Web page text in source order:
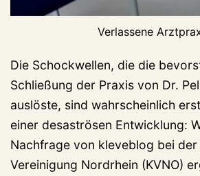
Verlassene
Die Schockwellen, die die
Schließung der Praxis von Dr.
auslöste, sind wahrscheinlich
einer desaströsen Entwicklung:
Nachfrage von kleveblog bei der
Vereinigung Nordrhein (KVNO)